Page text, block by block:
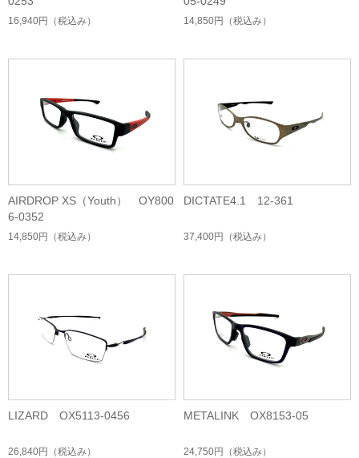
16,940円 （税込み） 14,850円 （税込み）
AIRDROP XS（Youth） OY800
6-0352
14,850円 （税込み）
DICTATE4.1 12-361
37,400円 （税込み）
LIZARD OX5113-0456
26,840円 （税込み）
METALINK OX8153-05
24,750円 （税込み）